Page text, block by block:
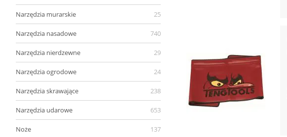
Narzędzia murarskie 25
Narzędzia nasadowe 740
Narzędzia nierdzewne 29
Narzędzia ogrodowe 24
Narzędzia skrawające 238
Narzędzia udarowe 653
Noże 137